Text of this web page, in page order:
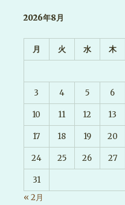
2026年8月
月 火 水 木
3 4 5 6
10 11 12 13
17 18 19 20
24 25 26 27
31
« 2月